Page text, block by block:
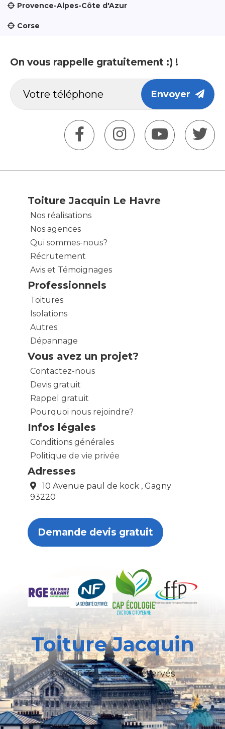
Provence-Alpes-Côte d'Azur
Corse
On vous rappelle gratuitement :) !
Envoyer
Toiture Jacquin Le Havre
Nos réalisations
Nos agences
Qui sommes-nous?
Récrutement
Avis et Témoignages
Professionnels
Toitures
Isolations
Autres
Dépannage
Vous avez un projet?
Contactez-nous
Devis gratuit
Rappel gratuit
Pourquoi nous rejoindre?
Infos légales
Conditions générales
Politique de vie privée
Adresses
10 Avenue paul de kock , Gagny
93220
Demande devis gratuit
Toiture Jacquin
© 2026 Tous droits réservés